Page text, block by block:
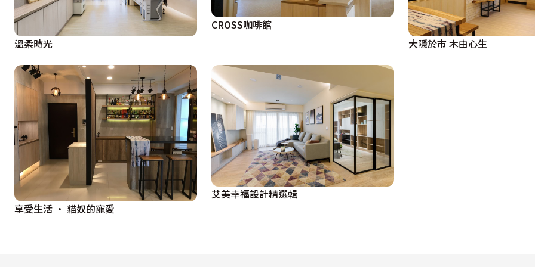
溫柔時光
CROSS咖啡館
大隱於市 木由心生
享受生活 ‧ 貓奴的寵愛
艾美幸福設計精選輯